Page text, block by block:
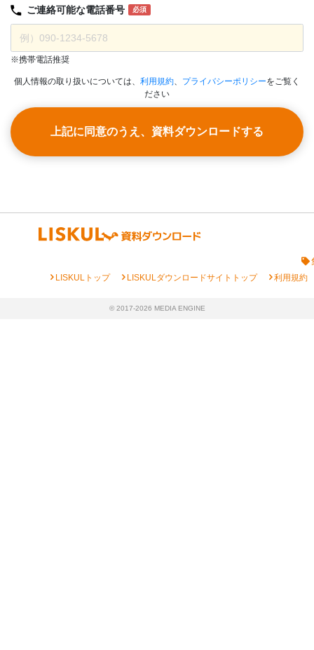
ご連絡可能な電話番号 必須
※携帯電話推奨
個人情報の取り扱いについては、 利用規約、 プライバシーポリシーをご覧く
ださい
上記に同意のうえ、資料ダウンロードする
chevron_rightLISKULトップ chevron_rightLISKULダウンロードサイトトップ chevron_right利用規約
© 2017-2026 MEDIA ENGINE